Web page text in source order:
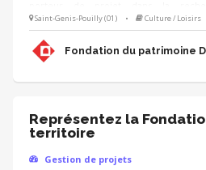
communication, l'animation de sa
projet. - Vous contribuez au
ressources (mécènes, donateurs,
les actions de la Fondation.
Saint-Genis-Pouilly (01) • Culture / Loisirs
Fondation du patrimoine
Représentez la
territoire
Gestion de projets